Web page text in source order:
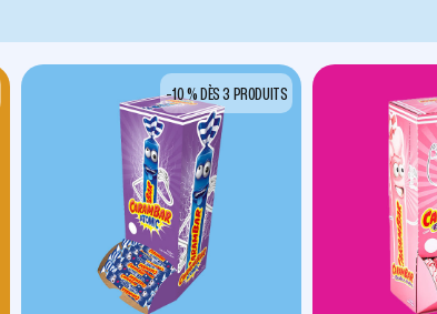
-10 % DÈS 3 PRODUITS